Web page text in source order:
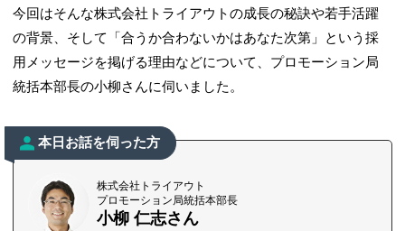
今回はそんな株式会社トライアウトの成長の秘訣や若手活躍
の背景、そして「合うか合わないかはあなた次第」という採
用メッセージを掲げる理由などについて、プロモーション局
統括本部長の小柳さんに伺いました。
本日お話を伺った方
株式会社トライアウト
プロモーション局統括本部長
小柳 仁志さん